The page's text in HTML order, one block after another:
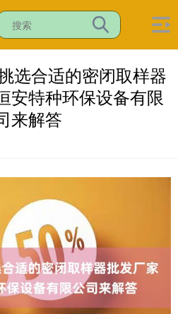
选合适的密闭取样器
安特种环保设备有限
来解答